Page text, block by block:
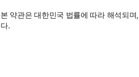
본 약관은 대한민국 법률에 따라 해석되
다.